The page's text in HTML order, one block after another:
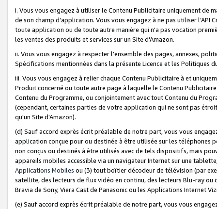
i. Vous vous engagez à utiliser le Contenu Publicitaire uniquement de
de son champ d'application. Vous vous engagez à ne pas utiliser l’API
toute application ou de toute autre manière qui n'a pas vocation
les ventes des produits et services sur un Site d'Amazon.
ii. Vous vous engagez à respecter l'ensemble des pages, annexes,
Spécifications mentionnées dans la présente Licence et les Politiques
iii. Vous vous engagez à relier chaque Contenu Publicitaire à et
Produit concerné ou toute autre page à laquelle le Contenu
Contenu du Programme, ou conjointement avec tout Contenu du
(cependant, certaines parties de votre application qui ne sont pas
qu'un Site d'Amazon).
(d) Sauf accord exprès écrit préalable de notre part, vous vous
application conçue pour ou destinée à être utilisée sur les téléphones
non conçus ou destinés à être utilisés avec de tels dispositifs, mais
appareils mobiles accessible via un navigateur Internet sur une
Applications Mobiles ou (3) tout boîtier décodeur de télévision (par
satellite, des lecteurs de flux vidéo en continu, des lecteurs Blu-ray
Bravia de Sony, Viera Cast de Panasonic ou les Applications Internet
(e) Sauf accord exprès écrit préalable de notre part, vous vous